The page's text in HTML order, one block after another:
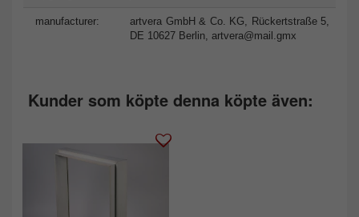
manufacturer:
artvera GmbH & Co. KG, Rückertstraße 5,
DE 10627 Berlin, artvera@mail.gmx
Kunder som köpte denna köpte även: